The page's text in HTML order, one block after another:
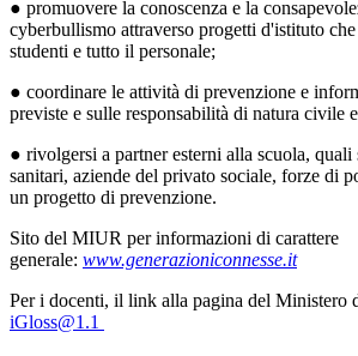
● promuovere la conoscenza e la
cyberbullismo attraverso progetti d'istituto
studenti e tutto il personale;
● coordinare le attività di prevenzione e
previste e sulle responsabilità di natura civile
● rivolgersi a partner esterni alla scuola,
sanitari, aziende del privato sociale, forze di
un progetto di prevenzione.
Sito del MIUR per informazioni di carattere
generale: www.generazioniconnesse.it
Per i docenti, il link alla pagina del Ministero
iGloss@1.1